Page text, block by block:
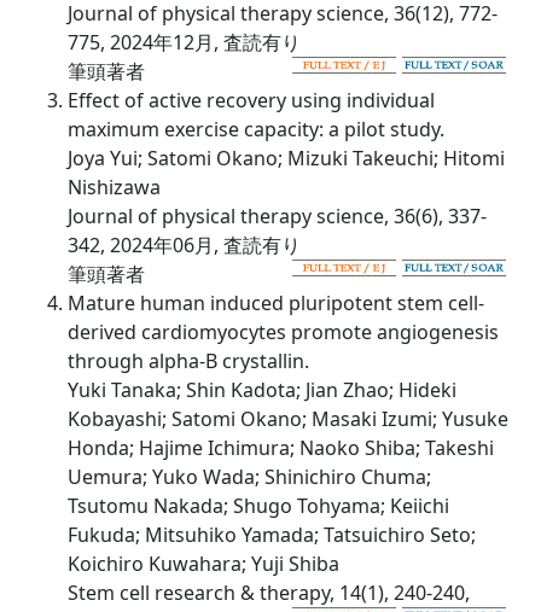
Journal of physical therapy science, 36(12), 772-
775, 2024年12月, 査読有り
筆頭著者
Effect of active recovery using individual
maximum exercise capacity: a pilot study.
Joya Yui; Satomi Okano; Mizuki Takeuchi; Hitomi
Nishizawa
Journal of physical therapy science, 36(6), 337-
342, 2024年06月, 査読有り
筆頭著者
Mature human induced pluripotent stem cell-
derived cardiomyocytes promote angiogenesis
through alpha-B crystallin.
Yuki Tanaka; Shin Kadota; Jian Zhao; Hideki
Kobayashi; Satomi Okano; Masaki Izumi; Yusuke
Honda; Hajime Ichimura; Naoko Shiba; Takeshi
Uemura; Yuko Wada; Shinichiro Chuma;
Tsutomu Nakada; Shugo Tohyama; Keiichi
Fukuda; Mitsuhiko Yamada; Tatsuichiro Seto;
Koichiro Kuwahara; Yuji Shiba
Stem cell research & therapy, 14(1), 240-240,